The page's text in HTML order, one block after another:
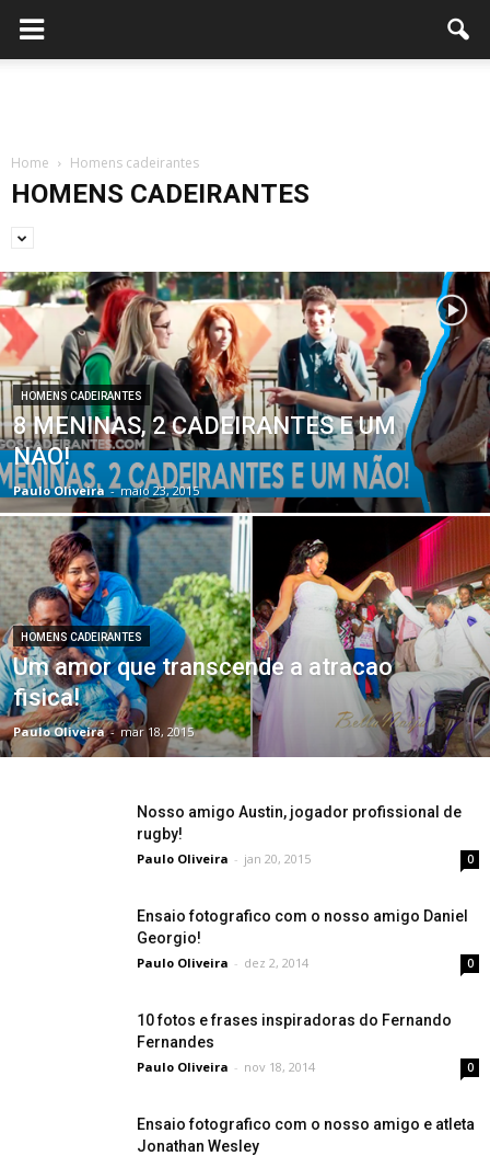
Home Homens cadeirantes
HOMENS CADEIRANTES
HOMENS CADEIRANTES
8 MENINAS, 2 CADEIRANTES E UM
NAO!
Paulo Oliveira - maio 23, 2015
HOMENS CADEIRANTES
Um amor que transcende a atracao
fisica!
Paulo Oliveira - mar 18, 2015
Nosso amigo Austin, jogador profissional de
rugby!
Paulo Oliveira - jan 20, 2015 0
Ensaio fotografico com o nosso amigo Daniel
Georgio!
Paulo Oliveira - dez 2, 2014 0
10 fotos e frases inspiradoras do Fernando
Fernandes
Paulo Oliveira - nov 18, 2014 0
Ensaio fotografico com o nosso amigo e atleta
Jonathan Wesley